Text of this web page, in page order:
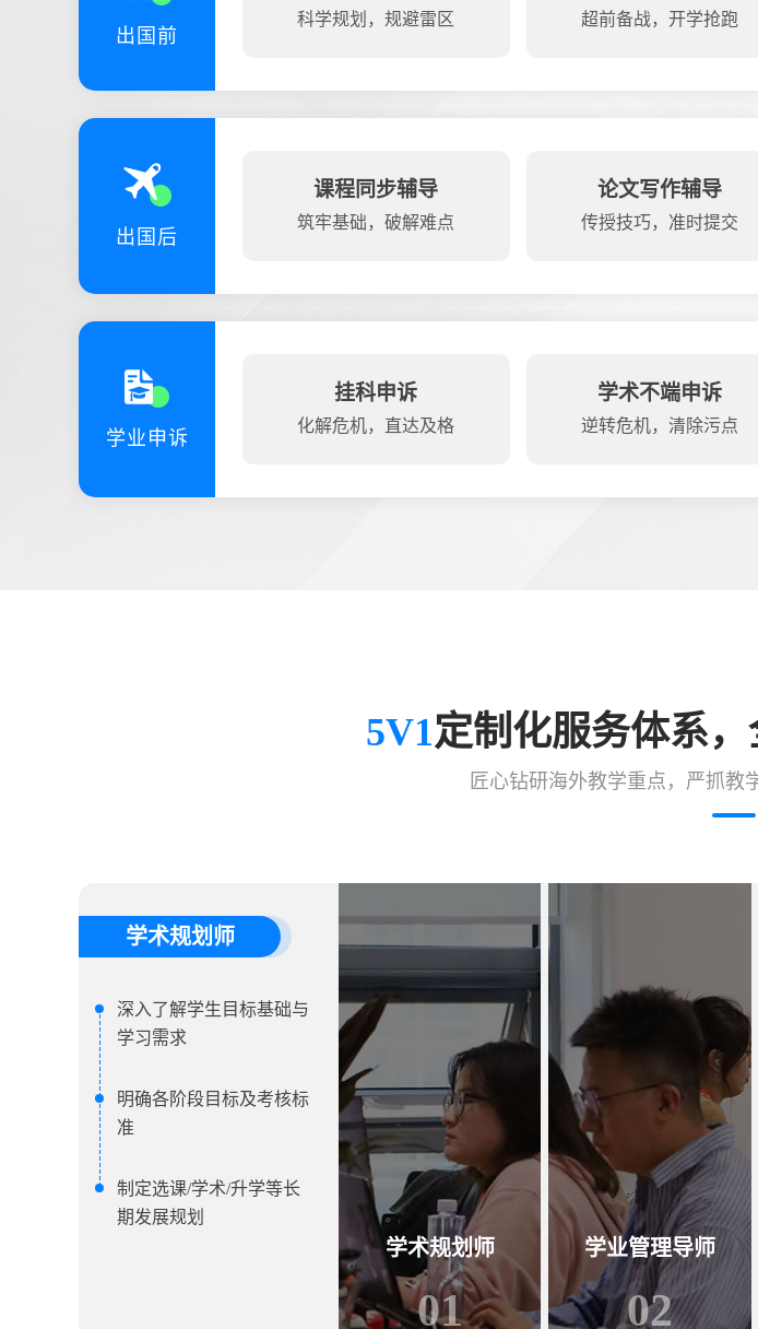
出国前
科学规划，规避雷区 超前备战，开学抢跑
出国后
课程同步辅导
筑牢基础，破解难点
论文写作辅导
传授技巧，准时提交
学业申诉
挂科申诉
化解危机，直达及格
学术不端申诉
逆转危机，清除污点
5V1定制化服务体系
匠心钻研海外教学重点，严抓教
学术规划师
深入了解学生目标基础与
学习需求
明确各阶段目标及考核标
准
制定选课/学术/升学等长
期发展规划
学术规划师
01
学业管理导师
02